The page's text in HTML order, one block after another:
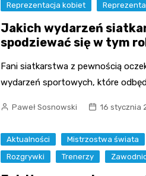
Reprezentacja kobiet
Jakich wydarzeń
spodziewać się w tym
Fani siatkarstwa z pewnością
wydarzeń sportowych, które
Paweł Sosnowski 16 stycznia
Aktualności Mistrzostwa świata
Rozgrywki
Trenerzy